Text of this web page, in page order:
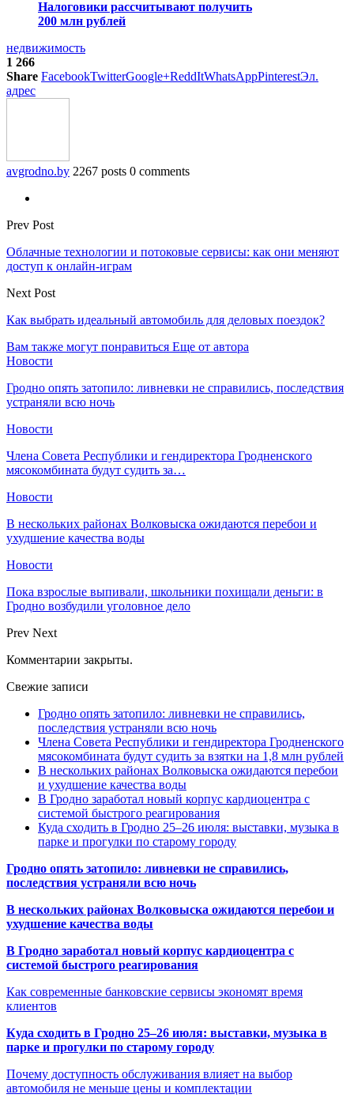
Налоговики рассчитывают получить
200 млн рублей
недвижимость
1 266
Share FacebookTwitterGoogle+ReddItWhatsAppPinterestЭл.
адрес
avgrodno.by 2267 posts 0 comments
Prev Post
Облачные технологии и потоковые сервисы: как они меняют
доступ к онлайн-играм
Next Post
Как выбрать идеальный автомобиль для деловых поездок?
Вам также могут понравиться Еще от автора
Новости
Гродно опять затопило: ливневки не справились, последствия
устраняли всю ночь
Новости
Члена Совета Республики и гендиректора Гродненского
мясокомбината будут судить за…
Новости
В нескольких районах Волковыска ожидаются перебои и
ухудшение качества воды
Новости
Пока взрослые выпивали, школьники похищали деньги: в
Гродно возбудили уголовное дело
Prev Next
Комментарии закрыты.
Свежие записи
Гродно опять затопило: ливневки не справились,
последствия устраняли всю ночь
Члена Совета Республики и гендиректора Гродненского
мясокомбината будут судить за взятки на 1,8 млн рублей
В нескольких районах Волковыска ожидаются перебои
и ухудшение качества воды
В Гродно заработал новый корпус кардиоцентра с
системой быстрого реагирования
Куда сходить в Гродно 25–26 июля: выставки, музыка в
парке и прогулки по старому городу
Гродно опять затопило: ливневки не справились,
последствия устраняли всю ночь
В нескольких районах Волковыска ожидаются перебои и
ухудшение качества воды
В Гродно заработал новый корпус кардиоцентра с
системой быстрого реагирования
Как современные банковские сервисы экономят время
клиентов
Куда сходить в Гродно 25–26 июля: выставки, музыка в
парке и прогулки по старому городу
Почему доступность обслуживания влияет на выбор
автомобиля не меньше цены и комплектации